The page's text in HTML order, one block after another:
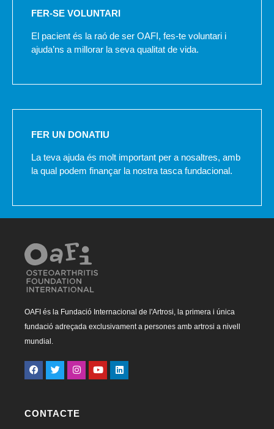
FER-SE VOLUNTARI
El pacient és la raó de ser OAFI, fes-te voluntari i
ajuda’ns a millorar la seva qualitat de vida.
FER UN DONATIU
La teva ajuda és molt important per a nosaltres, amb
la qual podem finançar la nostra tasca fundacional.
OAFI és la Fundació Internacional de l'Artrosi, la primera i única
fundació adreçada exclusivament a persones amb artrosi a nivell
mundial.
CONTACTE